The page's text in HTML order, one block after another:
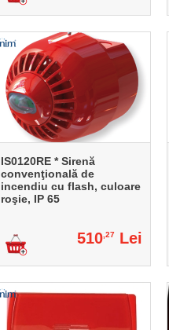
IS0120RE * Sirenă
convenţională de
incendiu cu flash, culoare
roşie, IP 65
510,27 Lei